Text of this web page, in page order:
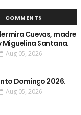
COMMENTS
Cuevas, madre
Miguelina Santana.
Aug 05, 2026
Domingo 2026.
Aug 05, 2026